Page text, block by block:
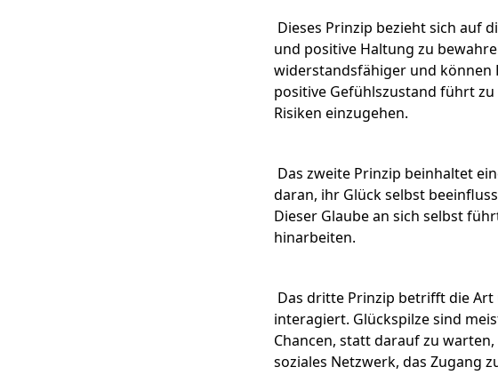
Dieses Prinzip bezieht sich auf
und positive Haltung zu
widerstandsfähiger und können
positive Gefühlszustand führt
Risiken einzugehen.
Das zweite Prinzip beinhaltet
daran, ihr Glück selbst
Dieser Glaube an sich selbst
hinarbeiten.
Das dritte Prinzip betrifft die
interagiert. Glückspilze sind
Chancen, statt darauf zu
soziales Netzwerk, das Zugang